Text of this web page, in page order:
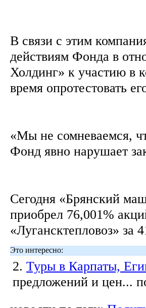
В связи с этим
действиям Фонда в
Холдинг» к участию в
время опротестовать
«Мы не сомневаемся,
Фонд явно нарушает
Сегодня «Брянский
приобрел 76,001%
«Лугансктепловоз» за
Это интересно:
2. Туры в Карпаты,
предложений и цен...